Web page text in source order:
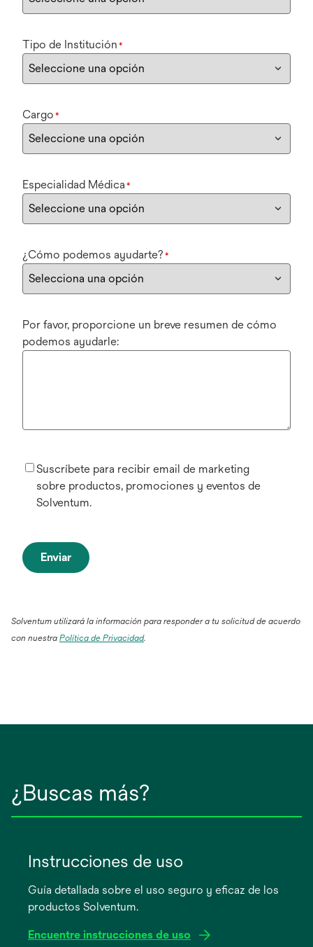
Tipo de Institución *
Cargo *
Especialidad Médica *
¿Cómo podemos ayudarte? *
Por favor, proporcione un breve resumen de cómo
podemos ayudarle:
Suscríbete para recibir email de marketing
sobre productos, promociones y eventos de
Solventum.
Enviar
Solventum utilizará la información para responder a tu solicitud de acuerdo
con nuestra Política de Privacidad.
¿Buscas más?
Instrucciones de uso
Guía detallada sobre el uso seguro y eficaz de los
productos Solventum.
Encuentre instrucciones de uso